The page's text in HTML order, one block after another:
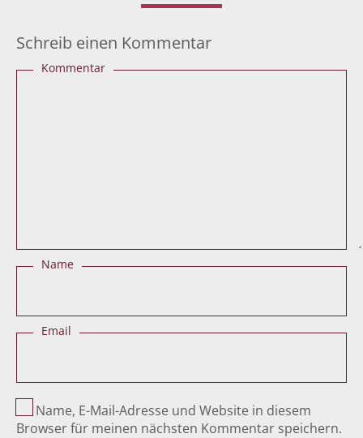
Schreib einen Kommentar
Kommentar
Name
Email
Name, E-Mail-Adresse und Website in diesem
Browser für meinen nächsten Kommentar speichern.